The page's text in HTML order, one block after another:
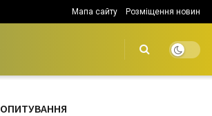
Мапа сайту Розміщення новин
ОПИТУВАННЯ